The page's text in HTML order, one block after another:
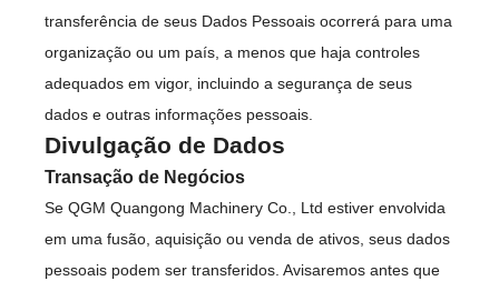
transferência de seus Dados Pessoais ocorrerá para uma
organização ou um país, a menos que haja controles
adequados em vigor, incluindo a segurança de seus
dados e outras informações pessoais.
Divulgação de Dados
Transação de Negócios
Se QGM Quangong Machinery Co., Ltd estiver envolvida
em uma fusão, aquisição ou venda de ativos, seus dados
pessoais podem ser transferidos. Avisaremos antes que